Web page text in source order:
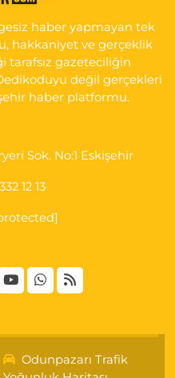
haber yapmayan tek
hakkaniyet ve gerçeklik
tarafsız gazeteciliğin
değil gerçekleri
haber platformu.
Sok. No:1 Eskişehir
12 13
Odunpazarı Trafik